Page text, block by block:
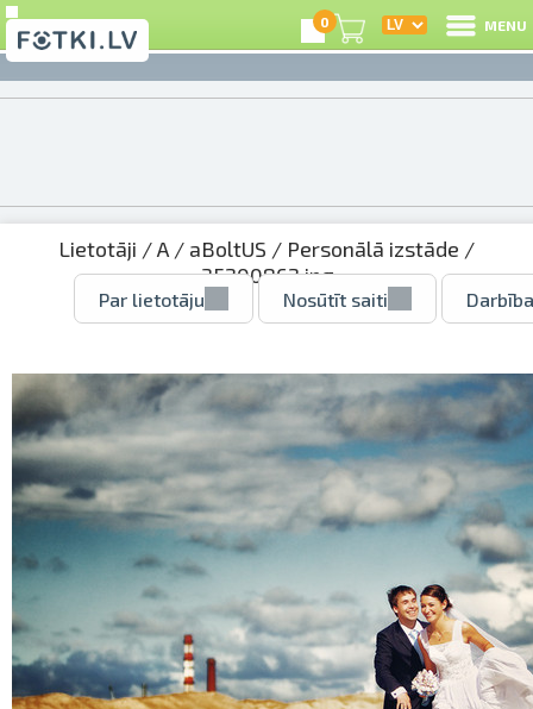
0 MENU
Lietotāji /A / aBoltUS / Personālā izstāde /
35200862.jpg
Par lietotāju Nosūtīt saiti